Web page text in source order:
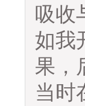
吸收
如我
果，
当时